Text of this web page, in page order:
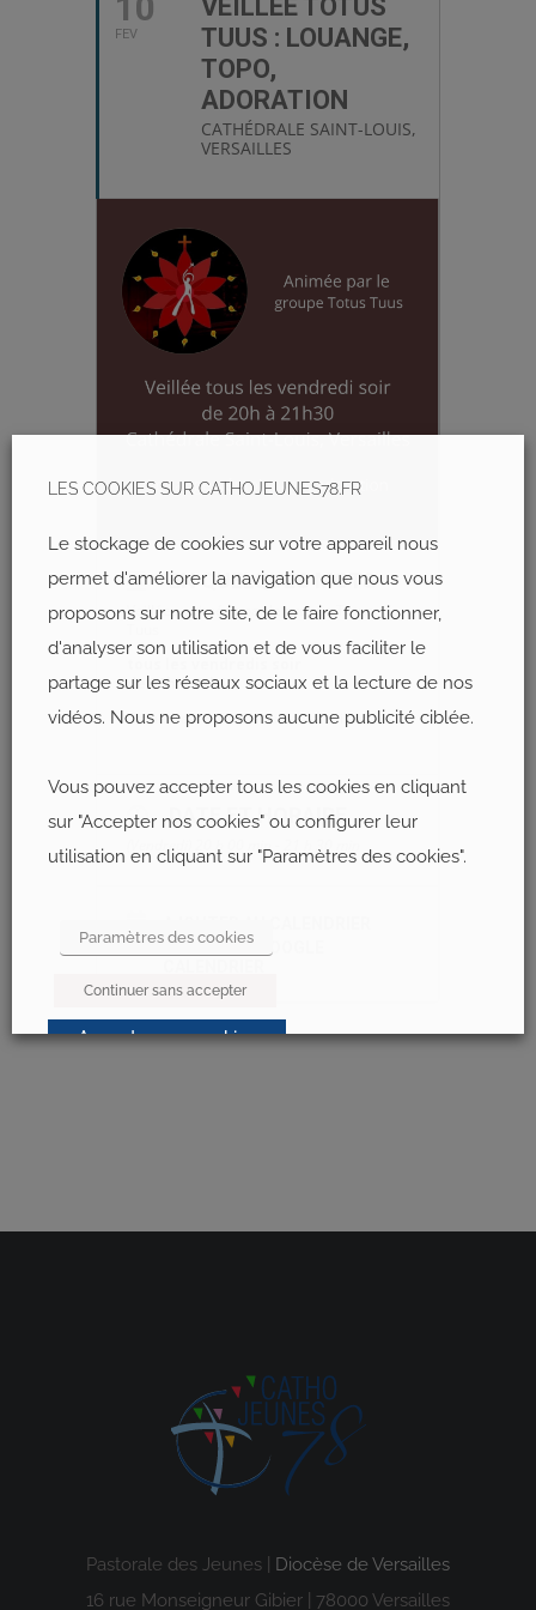
FEV
VEILLÉE TOTUS
TUUS : LOUANGE,
TOPO,
ADORATION
CATHÉDRALE SAINT-LOUIS,
VERSAILLES
EN QUELQUES MOTS
Veillées animées par le groupe Totus
de 20h à 21h15
Cathédrale Saint-Louis de Versailles
DATE ET HORAIRE
(Vendredi) 20 h 00 min - 21 h 30 min
AJOUTER À GOOGLE
Pastorale des Jeunes | Diocèse de Versailles
16 rue Monseigneur Gibier | 78000 Versailles
LES COOKIES SUR CATHOJEUNES78.FR
Le stockage de cookies sur votre appareil nous
permet d'améliorer la navigation que nous vous
proposons sur notre site, de le faire fonctionner,
d'analyser son utilisation et de vous faciliter le
partage sur les réseaux sociaux et la lecture de nos
vidéos. Nous ne proposons aucune publicité ciblée.
Vous pouvez accepter tous les cookies en cliquant
sur "Accepter nos cookies" ou configurer leur
utilisation en cliquant sur "Paramètres des cookies".
Paramètres des cookies
Continuer sans accepter
Accepter nos cookies